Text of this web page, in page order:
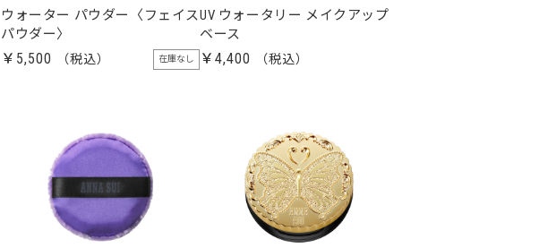
ウォーター パウダー〈フェイス
パウダー〉
￥5,500 在庫なし
UV ウォータリー メイクアップ
ベース
￥4,400